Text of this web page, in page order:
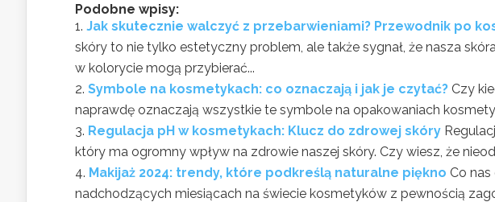
Podobne wpisy:
Jak skutecznie walczyć z przebarwieniami? Przewodnik po
skóry to nie tylko estetyczny problem, ale także sygnał, że nasza
w kolorycie mogą przybierać...
Symbole na kosmetykach: co oznaczają i jak je czytać? Czy
naprawdę oznaczają wszystkie te symbole na opakowaniach
Regulacja pH w kosmetykach: Klucz do zdrowej skóry
który ma ogromny wpływ na zdrowie naszej skóry. Czy wiesz, że
Makijaż 2024: trendy, które podkreślą naturalne piękno Co
nadchodzących miesiącach na świecie kosmetyków z pewnością